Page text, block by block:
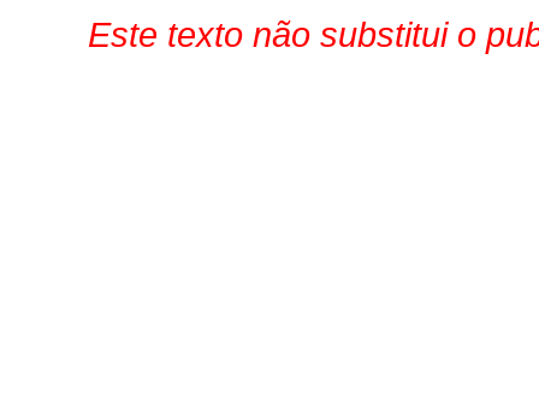
Este texto não substitui o